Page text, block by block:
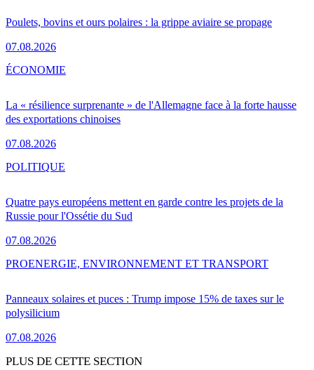
Poulets, bovins et ours polaires : la grippe aviaire se propage
07.08.2026
La « résilience surprenante » de l'Allemagne face à la forte hausse
des exportations chinoises
07.08.2026
ÉCONOMIE
Quatre pays européens mettent en garde contre les projets de la
Russie pour l'Ossétie du Sud
07.08.2026
POLITIQUE
Panneaux solaires et puces : Trump impose 15% de taxes sur le
polysilicium
07.08.2026
PROENERGIE, ENVIRONNEMENT ET TRANSPORT
PLUS DE CETTE SECTION